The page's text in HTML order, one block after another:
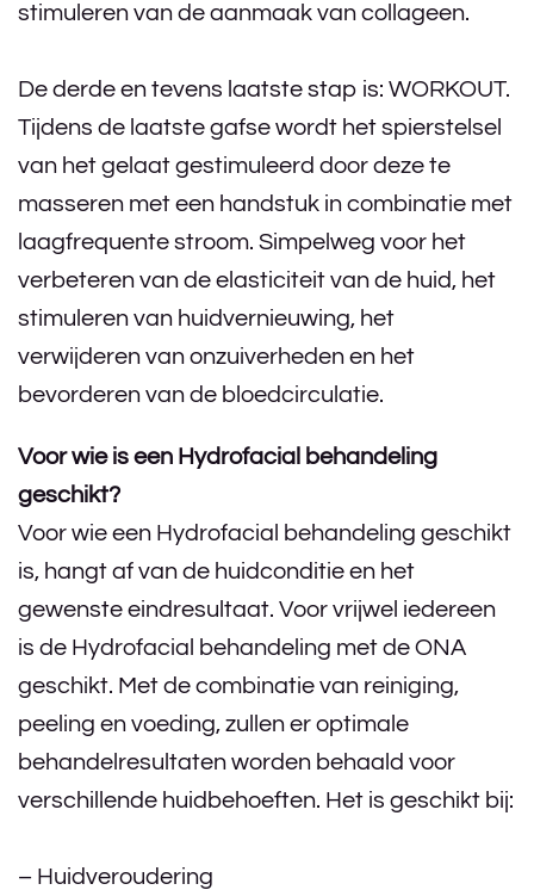
stimuleren van de aanmaak van collageen.
De derde en tevens laatste stap is: WORKOUT.
Tijdens de laatste gafse wordt het spierstelsel
van het gelaat gestimuleerd door deze te
masseren met een handstuk in combinatie met
laagfrequente stroom. Simpelweg voor het
verbeteren van de elasticiteit van de huid, het
stimuleren van huidvernieuwing, het
verwijderen van onzuiverheden en het
bevorderen van de bloedcirculatie.
Voor wie is een Hydrofacial behandeling
geschikt?
Voor wie een Hydrofacial behandeling geschikt
is, hangt af van de huidconditie en het
gewenste eindresultaat. Voor vrijwel iedereen
is de Hydrofacial behandeling met de ONA
geschikt. Met de combinatie van reiniging,
peeling en voeding, zullen er optimale
behandelresultaten worden behaald voor
verschillende huidbehoeften. Het is geschikt bij:
– Huidveroudering